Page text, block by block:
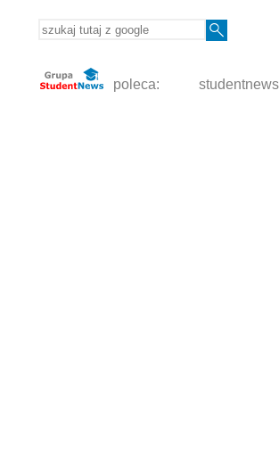
poleca: studentnews